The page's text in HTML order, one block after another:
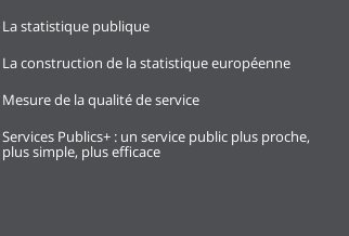
La statistique publique
La construction de la statistique européenne
Mesure de la qualité de service
Services Publics+ : un service public plus proche,
plus simple, plus efficace